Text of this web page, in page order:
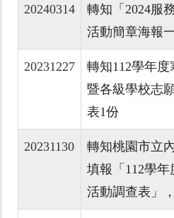
20240314
轉知「2024服
活動簡章海報一
20231227
轉知112學年
暨各級學校志
表1份
20231130
轉知桃園市立
填報「112學
活動調查表」